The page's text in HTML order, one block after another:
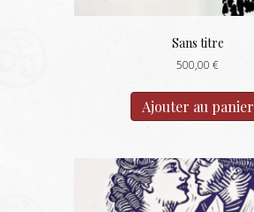
Sans titre
500,00 €
Ajouter au panier